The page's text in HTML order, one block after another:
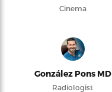
Cinema
González Pons MD
Radiologist